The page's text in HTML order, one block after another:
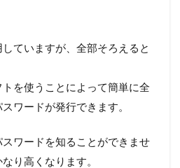
ていますが、全部そろえると
を使うことによって簡単に全
ワードが発行できます。
ワードを知ることができませ
り高くなります。